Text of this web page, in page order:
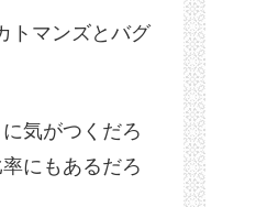
トマンズとバグ
気がつくだろ
にもあるだろ